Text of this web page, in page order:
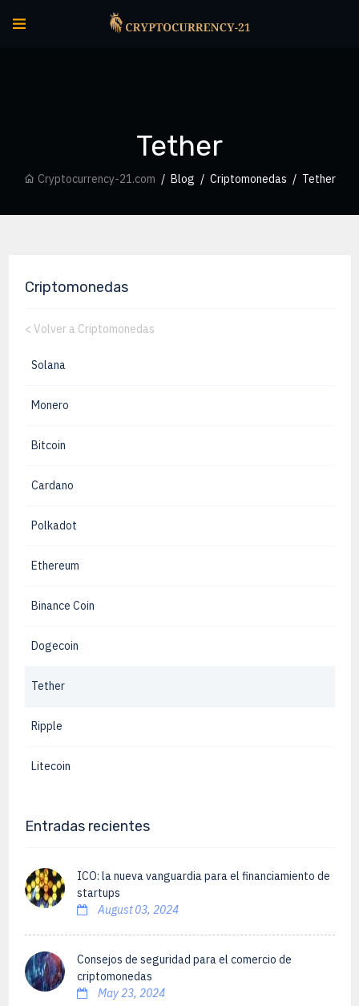
Tether
Cryptocurrency-21.com Blog Criptomonedas Tether
Criptomonedas
< Volver a Criptomonedas
Solana
Monero
Bitcoin
Cardano
Polkadot
Ethereum
Binance Coin
Dogecoin
Tether
Ripple
Litecoin
Entradas recientes
ICO: la nueva vanguardia para el financiamiento de
startups
August 03, 2024
Consejos de seguridad para el comercio de
criptomonedas
May 23, 2024